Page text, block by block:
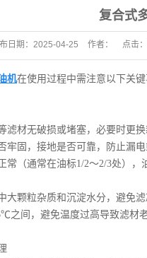
复合式
日期： 2025-04-25 作者： 点击：
机在使用过程中需注意以下关
材无破损或堵塞，必要时更换
固，接地是否可靠，防止漏电
（通常在油标1/2～2/3处），
颗粒杂质和沉淀水分，避免滤
间，避免温度过高导致滤材老